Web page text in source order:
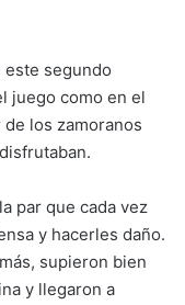
este segundo
juego como en el
los zamoranos
par que cada vez
y hacerles daño.
supieron bien
y llegaron a